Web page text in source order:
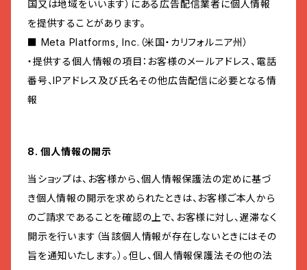
国又は地域をいいます）にある広告配信業者に個人情報
を提供することがあります。
■ Meta Platforms, Inc.（米国・カリフォルニア州）
・提供する個人情報の項目：お客様のメールアドレス、電話
番号、IPアドレス及び氏名その他広告配信に必要となる情
報
8. 個人情報の開示
当ショップは、お客様から、個人情報保護法の定めに基づ
き個人情報の開示を求められたときは、お客様ご本人から
のご請求であることを確認の上で、お客様に対し、遅滞なく
開示を行います（当該個人情報が存在しないときにはその
旨を通知いたします。）。但し、個人情報保護法その他の法